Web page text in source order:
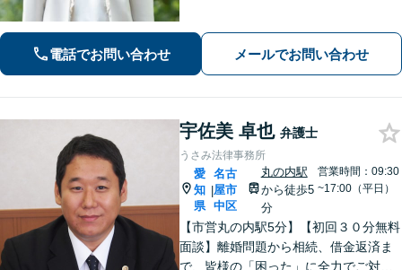
らのご相談可
電話でお問い合わせ メールでお問い合わせ
宇佐美 卓也 弁護士
うさみ法律事務所
愛
知
県
|
名古
屋市
中区
丸の内駅
から徒歩5
分
営業時間：09:30
~17:00（平日）
【市営丸の内駅5分】【初回３０分無料
面談】離婚問題から相続、借金返済ま
で、皆様の「困った」に全力でご対